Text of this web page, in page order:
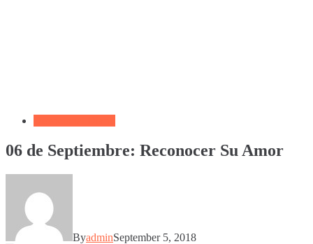
06 de Septiembre: Reconocer Su Amor
ByadminSeptember 5, 2018